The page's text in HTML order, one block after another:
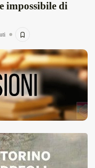
impossibile di